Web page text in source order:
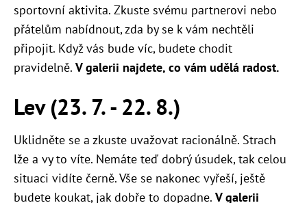
sportovní aktivita. Zkuste svému partnerovi nebo
přátelům nabídnout, zda by se k vám nechtěli
připojit. Když vás bude víc, budete chodit
pravidelně. V galerii najdete, co vám udělá radost.
Lev (23. 7. - 22. 8.)
Uklidněte se a zkuste uvažovat racionálně. Strach
lže a vy to víte. Nemáte teď dobrý úsudek, tak celou
situaci vidíte černě. Vše se nakonec vyřeší, ještě
budete koukat, jak dobře to dopadne. V galerii